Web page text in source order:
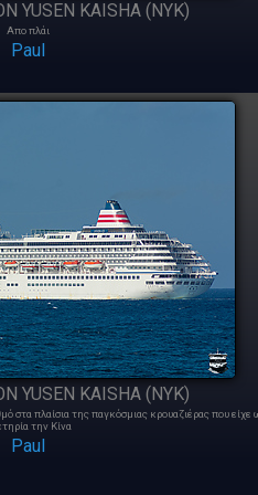
YUSEN KAISHA (NYK)
Απο πλάι
Paul
YUSEN KAISHA (NYK)
στα πλαίσια της παγκόσμιας κρουαζιέρας που είχε
την Κίνα
Paul